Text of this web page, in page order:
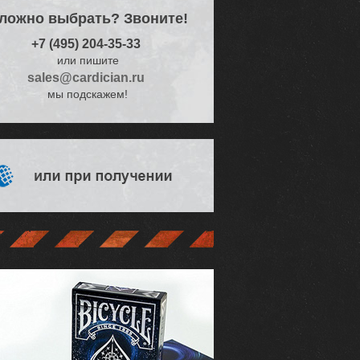
довольных
клиентов
выбрать? Звоните!
+7 (495) 204-35-33
или пишите
sales@cardician.ru
мы подскажем!